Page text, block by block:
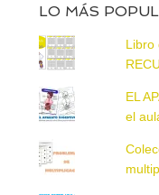
LO MÁS
Libro
EL
el